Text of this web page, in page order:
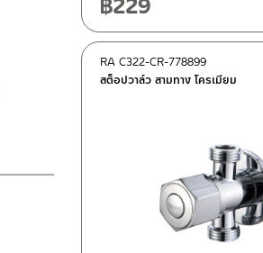
สต็อปวาล์ว สามทาง โครเมียม
RA C322-CR-778899